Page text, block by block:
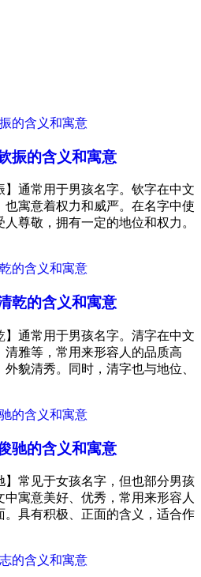
振的含义和寓意
通常用于男孩名字。钦字在中文
寓意着权力和威严。在名字中使
尊敬，拥有一定的地位和权力。
乾的含义和寓意
通常用于男孩名字。清字在中文
雅等，常用来形容人的品质高
貌清秀。同时，清字也与地位、
驰的含义和寓意
常见于女孩名字，但也部分男孩
寓意美好、优秀，常用来形容人
。具有积极、正面的含义，适合作